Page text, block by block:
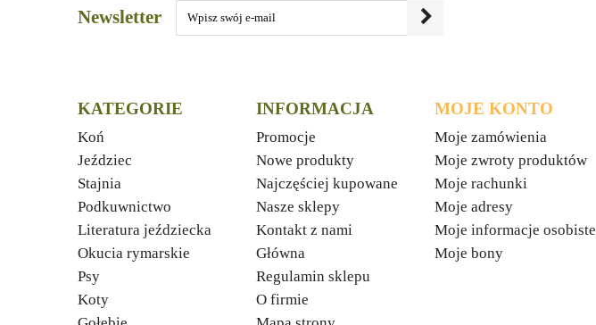
Newsletter
KATEGORIE
Koń
Jeździec
Stajnia
Podkuwnictwo
Literatura jeździecka
Okucia rymarskie
Psy
Koty
INFORMACJA
Promocje
Nowe produkty
Najczęściej kupowane
Nasze sklepy
Kontakt z nami
Główna
Regulamin sklepu
O firmie
MOJE KONTO
Moje zamówienia
Moje zwroty produktów
Moje rachunki
Moje adresy
Moje informacje osobiste
Moje bony